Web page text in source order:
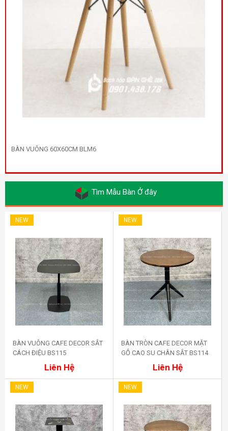
BÀN VUÔNG 60X60CM BLM6
Tìm Mẫu Bàn Ở đây
NEW
Mua ngay
BÀN VUÔNG CAFE DECOR SẮT
CÁCH ĐIỆU BS115
Liên Hệ
NEW
Mua ngay
BÀN TRÒN CAFE DECOR MẶT
GỖ CAO SU CHÂN SẮT BS114
Liên Hệ
NEW NEW